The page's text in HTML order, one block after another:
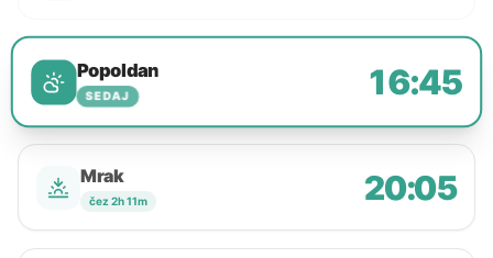
Popoldan
SEDAJ 16:45
Mrak
čez 2h 11m 20:05